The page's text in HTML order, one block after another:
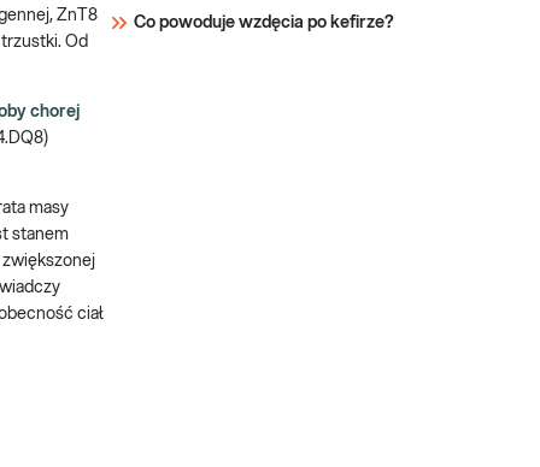
ZnT8
Od
chorej
masy
stanem
zwiększonej
ciał
Co powoduje wzdęcia po kefirze?